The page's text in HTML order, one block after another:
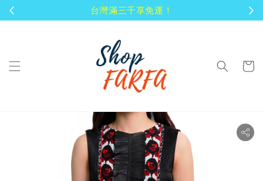
顧客享有商品到貨七天鑑賞期！